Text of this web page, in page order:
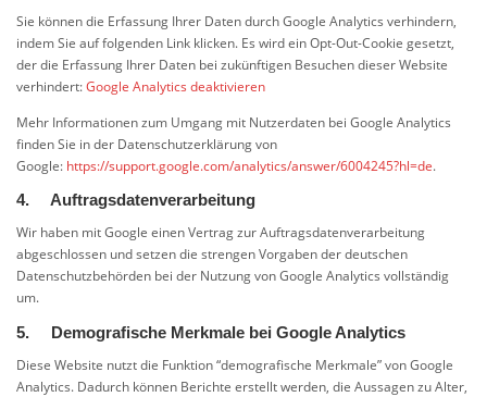
Sie können die Erfassung Ihrer Daten durch Google Analytics verhindern,
indem Sie auf folgenden Link klicken. Es wird ein Opt-Out-Cookie gesetzt,
der die Erfassung Ihrer Daten bei zukünftigen Besuchen dieser Website
verhindert:Google Analytics deaktivieren
Mehr Informationen zum Umgang mit Nutzerdaten bei Google Analytics
finden Sie in der Datenschutzerklärung von
Google: https://support.google.com/analytics/answer/6004245?hl=de.
4. Auftragsdatenverarbeitung
Wir haben mit Google einen Vertrag zur Auftragsdatenverarbeitung
abgeschlossen und setzen die strengen Vorgaben der deutschen
Datenschutzbehörden bei der Nutzung von Google Analytics vollständig
um.
5. Demografische Merkmale bei Google Analytics
Diese Website nutzt die Funktion “demografische Merkmale” von Google
Analytics. Dadurch können Berichte erstellt werden, die Aussagen zu Alter,